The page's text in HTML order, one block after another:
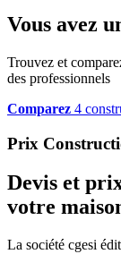
Vous avez
Trouvez et
des professionnels
Comparez 4
Prix
Devis et
votre
La société cgesi